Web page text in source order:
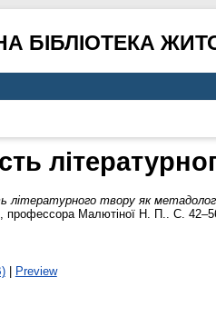
БІБЛІОТЕКА
літературного твору як
профессора Малютіної Н. П.. С.
| Preview